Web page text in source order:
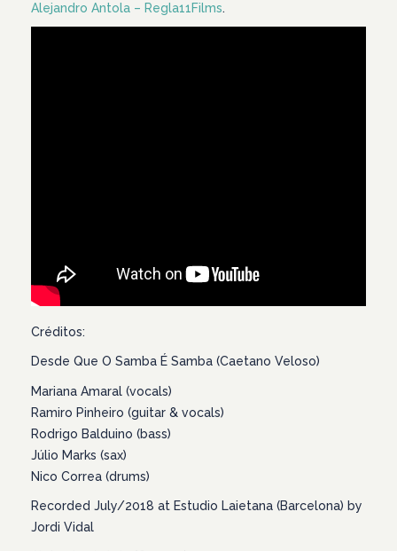
Alejandro Antola – Regla11Films.
Créditos:
Desde Que O Samba É Samba (Caetano Veloso)
Mariana Amaral (vocals)
Ramiro Pinheiro (guitar & vocals)
Rodrigo Balduino (bass)
Júlio Marks (sax)
Nico Correa (drums)
Recorded July/2018 at Estudio Laietana (Barcelona) by
Jordi Vidal